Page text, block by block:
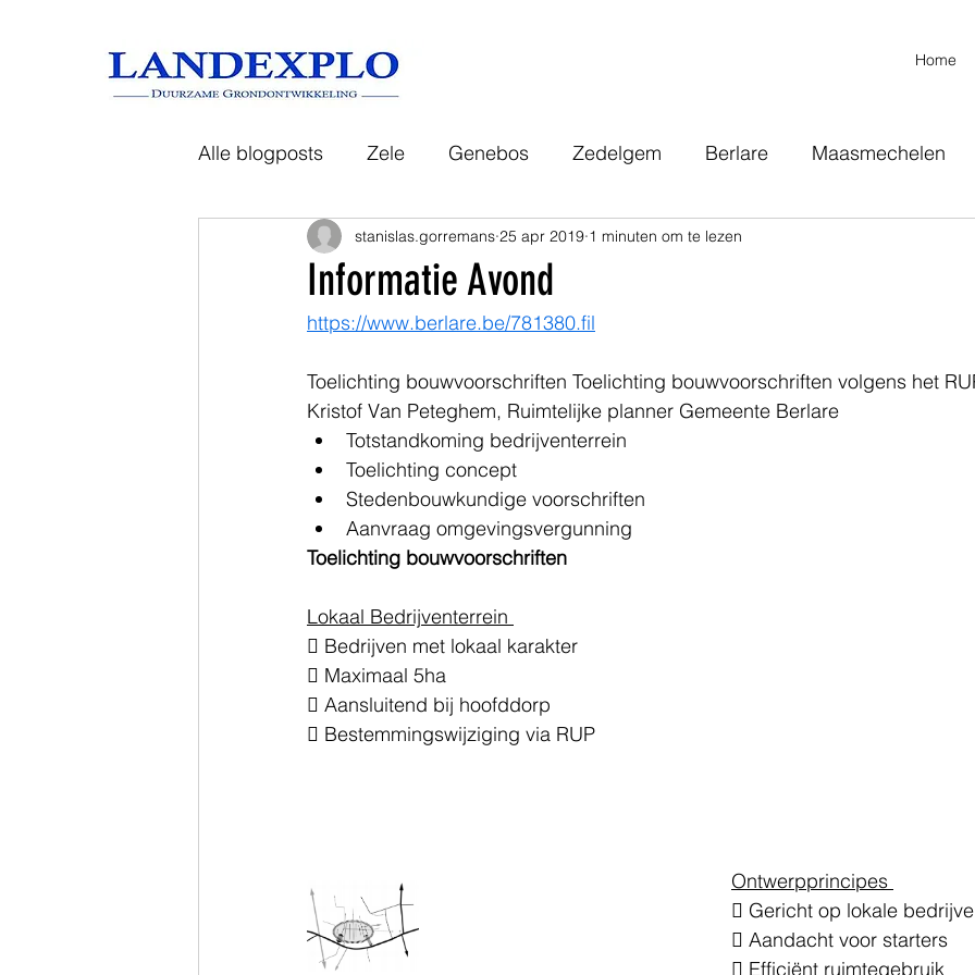
Home
Alle blogposts Zele Genebos Zedelgem Berlare Maasmechelen
Tongeren Aalst Hasselt- Ikea Wevelgem
Informatie Avond
stanislas.gorremans 25 apr 2019 1 minuten om te lezen
https://www.berlare.be/781380.fil
Toelichting bouwvoorschriften Toelichting bouwvoorschriften volgens het
Kristof Van Peteghem, Ruimtelijke planner Gemeente Berlare
Totstandkoming bedrijventerrein
Toelichting concept
Stedenbouwkundige voorschriften
Aanvraag omgevingsvergunning
Toelichting bouwvoorschriften
Lokaal Bedrijventerrein
 Bedrijven met lokaal karakter
 Maximaal 5ha
 Aansluitend bij hoofddorp
 Bestemmingswijziging via RUP
Ontwerpprincipes
 Gericht op lokale
 Aandacht voor starters
 Efficiënt ruimtegebruik